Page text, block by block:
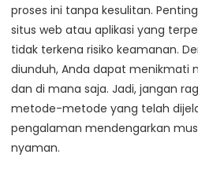
proses ini tanpa kesulitan.
situs web atau aplikasi yang
tidak terkena risiko keamanan.
diunduh, Anda dapat menikmati
dan di mana saja. Jadi, jangan
metode-metode yang telah
pengalaman mendengarkan
nyaman.